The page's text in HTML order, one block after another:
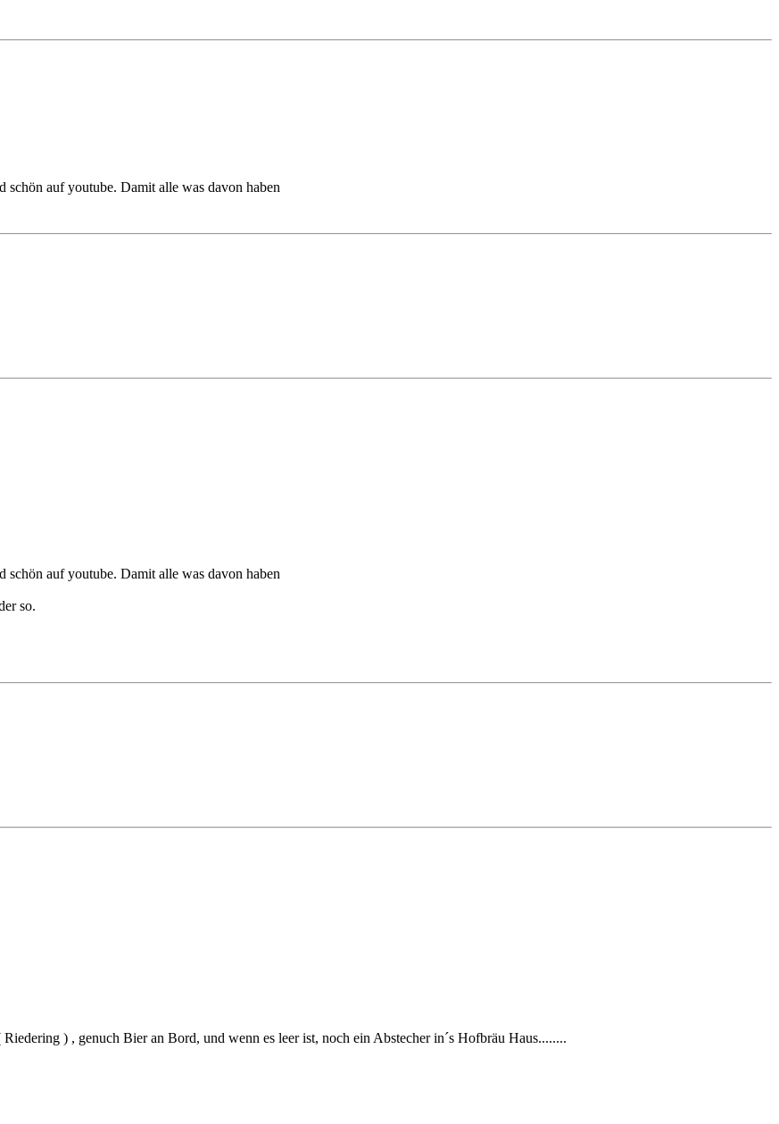
auf youtube. Damit alle was davon haben
auf youtube. Damit alle was davon haben
so.
) , genuch Bier an Bord, und wenn es leer ist, noch ein Abstecher in´s Hofbräu Haus........